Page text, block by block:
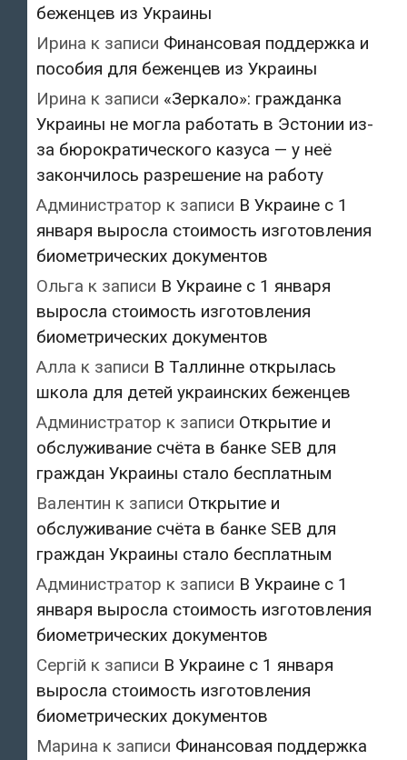
беженцев из Украины
Ирина к записи Финансовая поддержка и
пособия для беженцев из Украины
Ирина к записи «Зеркало»: гражданка
Украины не могла работать в Эстонии из-
за бюрократического казуса — у неё
закончилось разрешение на работу
Администратор к записи В Украине с 1
января выросла стоимость изготовления
биометрических документов
Ольга к записи В Украине с 1 января
выросла стоимость изготовления
биометрических документов
Алла к записи В Таллинне открылась
школа для детей украинских беженцев
Администратор к записи Открытие и
обслуживание счёта в банке SEB для
граждан Украины стало бесплатным
Валентин к записи Открытие и
обслуживание счёта в банке SEB для
граждан Украины стало бесплатным
Администратор к записи В Украине с 1
января выросла стоимость изготовления
биометрических документов
Сергій к записи В Украине с 1 января
выросла стоимость изготовления
биометрических документов
Марина к записи Финансовая поддержка